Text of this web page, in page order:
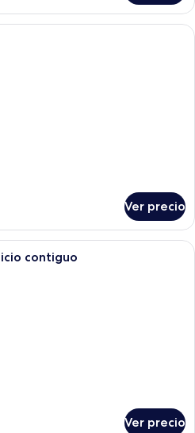
Un dormitorio con una cama grande,
Ver precio
Un dormitorio con cama, vista al
contiguo
Ver precio